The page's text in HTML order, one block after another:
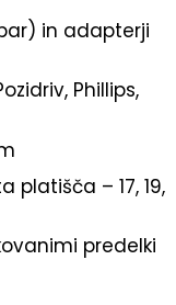
in adapterji
Phillips,
platišča – 17, 19,
predelki